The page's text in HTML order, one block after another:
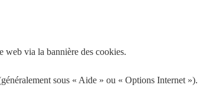
web via la bannière des cookies.
sous « Aide » ou « Options Internet »).